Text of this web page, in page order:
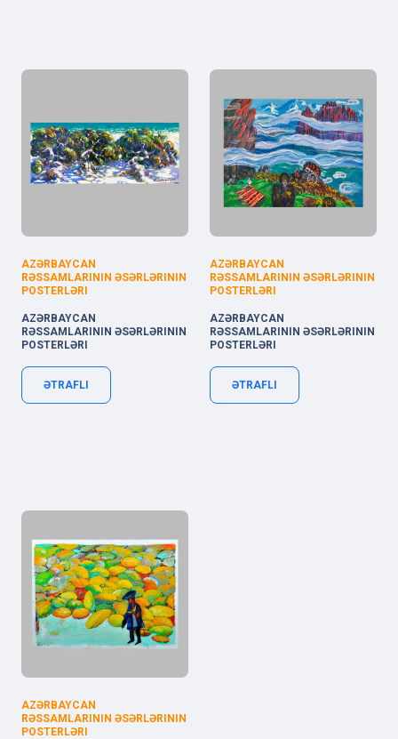
AZƏRBAYCAN
RƏSSAMLARININ ƏSƏRLƏRININ
POSTERLƏRI
AZƏRBAYCAN
RƏSSAMLARININ ƏSƏRLƏRININ
POSTERLƏRI
ƏTRAFLI
AZƏRBAYCAN
RƏSSAMLARININ ƏSƏRLƏRININ
POSTERLƏRI
AZƏRBAYCAN
RƏSSAMLARININ ƏSƏRLƏRININ
POSTERLƏRI
ƏTRAFLI
AZƏRBAYCAN
RƏSSAMLARININ ƏSƏRLƏRININ
POSTERLƏRI